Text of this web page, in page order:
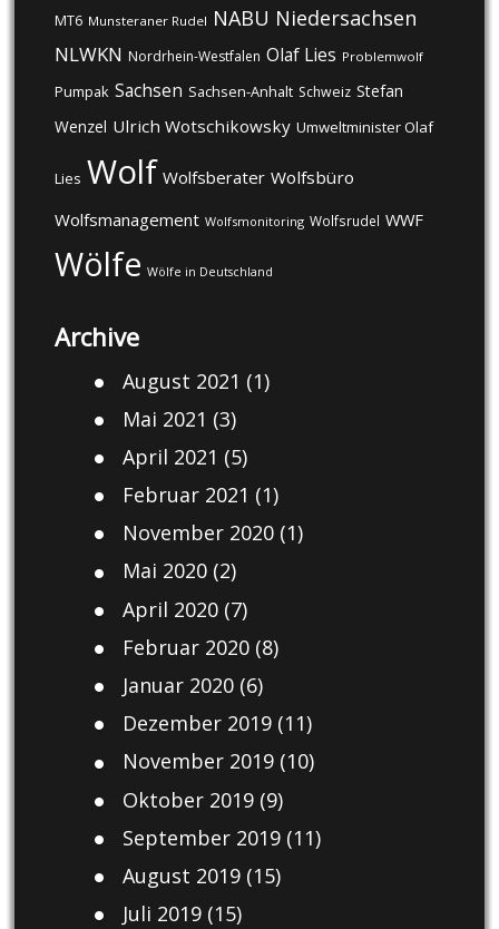
MT6 Munsteraner Rudel NABU Niedersachsen
NLWKN Nordrhein-Westfalen Olaf Lies Problemwolf
Pumpak Sachsen Sachsen-Anhalt Schweiz Stefan
Wenzel Ulrich Wotschikowsky Umweltminister Olaf
Lies Wolf Wolfsberater Wolfsbüro
Wolfsmanagement Wolfsmonitoring Wolfsrudel WWF
Wölfe Wölfe in Deutschland
Archive
August 2021 (1)
Mai 2021 (3)
April 2021 (5)
Februar 2021 (1)
November 2020(1)
Mai 2020(2)
April 2020(7)
Februar 2020(8)
Januar 2020(6)
Dezember 2019(11)
November 2019(10)
Oktober 2019(9)
September 2019(11)
August 2019(15)
Juli 2019(15)